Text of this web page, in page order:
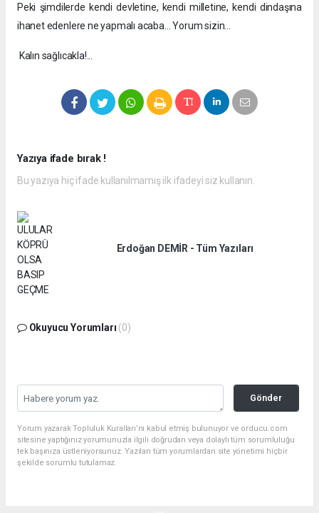
Peki şimdilerde kendi devletine, kendi milletine, kendi dindaşına
ihanet edenlere ne yapmalı acaba… Yorum sizin…
Kalın sağlıcakla!...
Yazıya ifade bırak !
Bu yazıya hiç ifade kullanılmamış ilk ifadeyi siz kullanın.
Erdoğan DEMİR - Tüm Yazıları
Okuyucu Yorumları (0)
Gönder
Yorum yazarak Topluluk Kuralları’nı kabul etmiş bulunuyor ve orducu.com
sitesine yaptığınız yorumunuzla ilgili doğrudan veya dolaylı tüm sorumluluğu
tek başınıza üstleniyorsunuz. Yazılan tüm yorumlardan site yönetimi hiçbir
şekilde sorumlu tutulamaz.